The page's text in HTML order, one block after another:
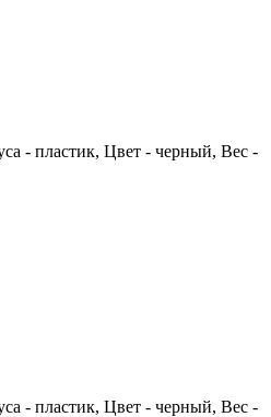
- пластик, Цвет - черный, Вес -
- пластик, Цвет - черный, Вес -